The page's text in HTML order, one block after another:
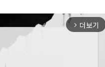
arrow_forward_ios 더보기